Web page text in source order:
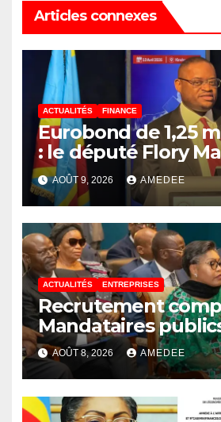
Articles connexes
ACTUALITÉS FINANCE
Eurobond de 1,25
: le député Flory
relève 4 paradoxes
endettement du
Gouvernement
AOÛT 9, 2026 AMEDEE
ACTUALITÉS ENTREPRISES
Recrutement
Mandataires
la fausse
transparence
AOÛT 8, 2026 AMEDEE